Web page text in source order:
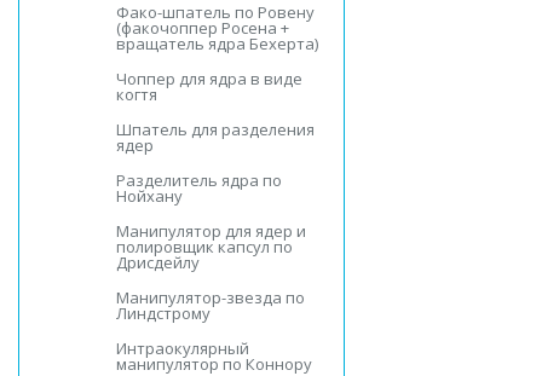
Фако-шпатель по Ровену
(факочоппер Росена +
вращатель ядра Бехерта)
Чоппер для ядра в виде
когтя
Шпатель для разделения
ядер
Разделитель ядра по
Нойхану
Манипулятор для ядер и
полировщик капсул по
Дрисдейлу
Манипулятор-звезда по
Линдстрому
Интраокулярный
манипулятор по Коннору